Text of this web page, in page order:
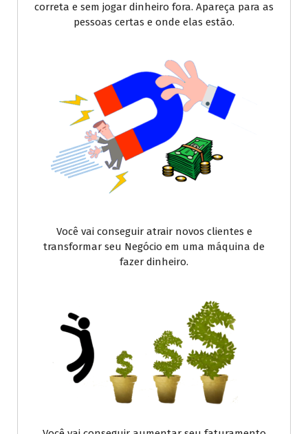
correta e sem jogar dinheiro fora. Apareça para as
pessoas certas e onde elas estão.
Você vai conseguir atrair novos clientes e
transformar seu Negócio em uma máquina de
fazer dinheiro.